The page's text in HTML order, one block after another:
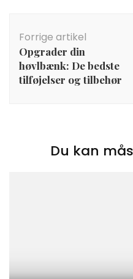
Forrige artikel
Opgrader din
høvlbænk: De bedste
tilføjelser og tilbehør
Du kan